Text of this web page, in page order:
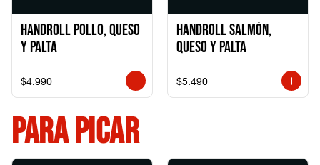
Handroll Pollo, Queso
y Palta
$4.990
Handroll Salmón,
Queso y Palta
$5.490
PARA PICAR